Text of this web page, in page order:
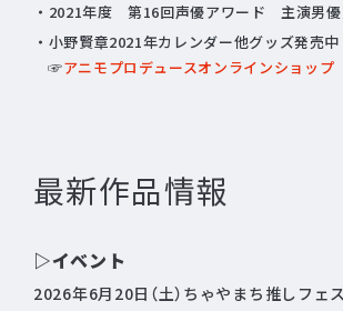
2021年度 第16回声優アワード 主演男優
小野賢章2021年カレンダー他グッズ発売中
☞アニモプロデュースオンラインショップ
最新作品情報
▷イベント
2026年6月20日（土）ちゃやまち推しフェ